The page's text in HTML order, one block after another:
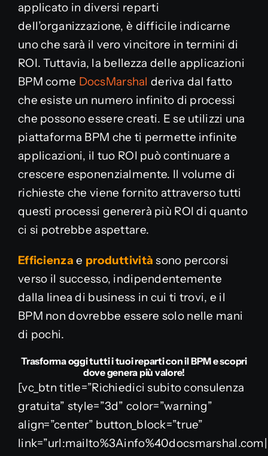
applicato in diversi reparti
dell’organizzazione, è difficile indicarne
uno che sarà il vero vincitore in termini di
ROI. Tuttavia, la bellezza delle applicazioni
BPM come DocsMarshal deriva dal fatto
che esiste un numero infinito di processi
che possono essere creati. E se utilizzi una
piattaforma BPM che ti permette infinite
applicazioni, il tuo ROI può continuare a
crescere esponenzialmente. Il volume di
richieste che viene fornito attraverso tutti
questi processi genererà più ROI di quanto
ci si potrebbe aspettare.
Efficienza e produttività sono percorsi
verso il successo, indipendentemente
dalla linea di business in cui ti trovi, e il
BPM non dovrebbe essere solo nelle mani
di pochi.
Trasforma oggi tutti i tuoi reparti con il BPM e scopri
dove genera più valore!
[vc_btn title=”Richiedici subito consulenza
gratuita” style=”3d” color=”warning”
align=”center” button_block=”true”